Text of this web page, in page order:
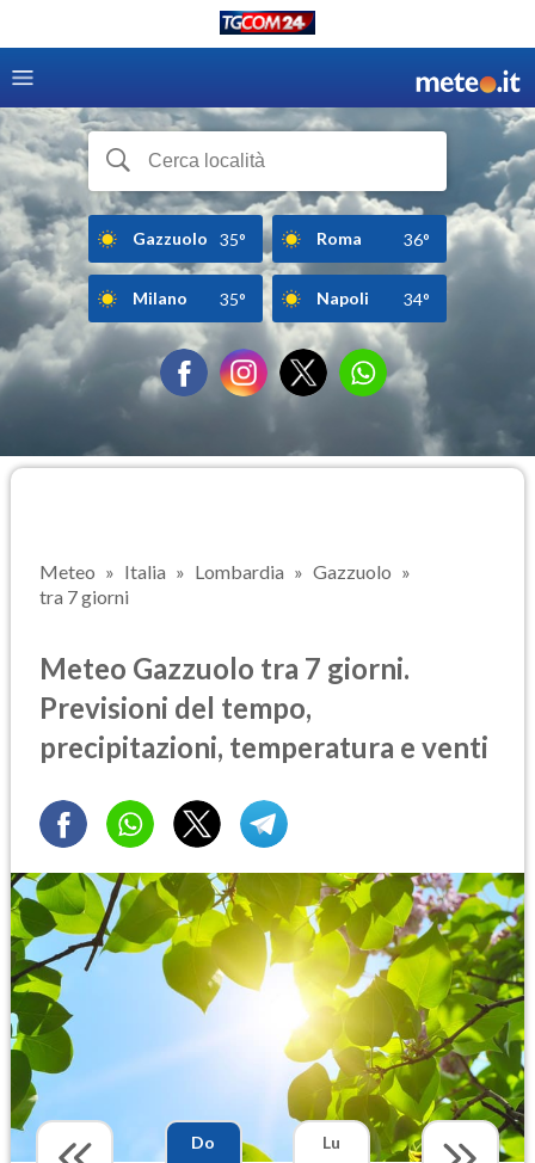
Gazzuolo 35° Roma 36°
Milano 35° Napoli 34°
Meteo Italia Lombardia
Gazzuolo
tra 7 giorni
Meteo Gazzuolo tra 7 giorni.
Previsioni del tempo,
precipitazioni, temperatura e venti
Do
Lu